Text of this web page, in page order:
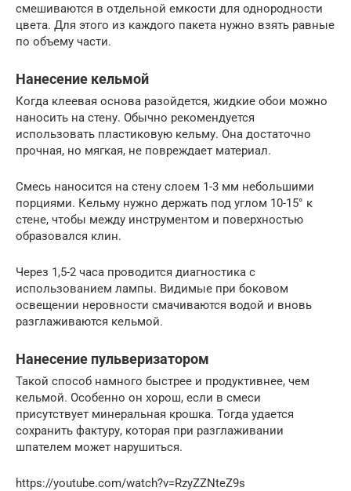
смешиваются в отдельной емкости для однородности
цвета. Для этого из каждого пакета нужно взять равные
по объему части.
Нанесение кельмой
Когда клеевая основа разойдется, жидкие обои можно
наносить на стену. Обычно рекомендуется
использовать пластиковую кельму. Она достаточно
прочная, но мягкая, не повреждает материал.
Смесь наносится на стену слоем 1-3 мм небольшими
порциями. Кельму нужно держать под углом 10-15° к
стене, чтобы между инструментом и поверхностью
образовался клин.
Через 1,5-2 часа проводится диагностика с
использованием лампы. Видимые при боковом
освещении неровности смачиваются водой и вновь
разглаживаются кельмой.
Нанесение пульверизатором
Такой способ намного быстрее и продуктивнее, чем
кельмой. Особенно он хорош, если в смеси
присутствует минеральная крошка. Тогда удается
сохранить фактуру, которая при разглаживании
шпателем может нарушиться.
https://youtube.com/watch?v=RzyZZNteZ9s